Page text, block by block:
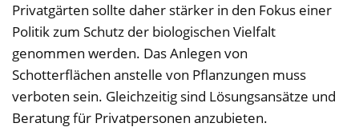
Privatgärten sollte daher stärker in den Fokus einer
Politik zum Schutz der biologischen Vielfalt
genommen werden. Das Anlegen von
Schotterflächen anstelle von Pflanzungen muss
verboten sein. Gleichzeitig sind Lösungsansätze und
Beratung für Privatpersonen anzubieten.